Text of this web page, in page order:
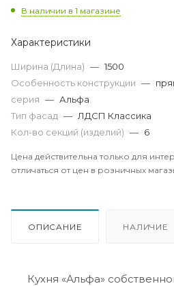
В наличии в 1 магазине
Характеристики
Ширина (Длина) — 1500
Особенность конструкции —
серия — Альфа
Тип фасад — ЛДСП Классика
Кол-во секций (изделий) — 6
Цена действительна только для
отличаться от цен в розничных
ОПИСАНИЕ НАЛИЧИЕ
Кухня «Альфа»